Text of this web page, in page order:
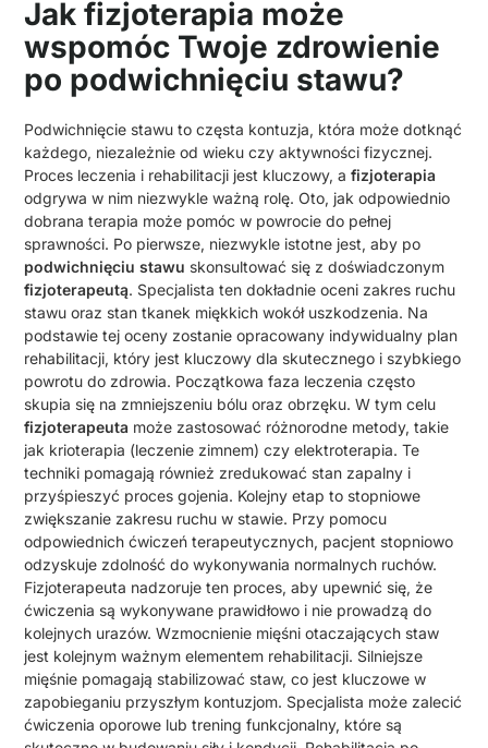
Jak fizjoterapia może
wspomóc Twoje zdrowienie
po podwichnięciu stawu?
Podwichnięcie stawu to częsta kontuzja, która może dotknąć
każdego, niezależnie od wieku czy aktywności fizycznej.
Proces leczenia i rehabilitacji jest kluczowy, afizjoterapia
odgrywa w nim niezwykle ważną rolę. Oto, jak odpowiednio
dobrana terapia może pomóc w powrocie do pełnej
sprawności. Po pierwsze, niezwykle istotne jest, aby po
podwichnięciu stawu skonsultować się z doświadczonym
fizjoterapeutą. Specjalista ten dokładnie oceni zakres ruchu
stawu oraz stan tkanek miękkich wokół uszkodzenia. Na
podstawie tej oceny zostanie opracowany indywidualny plan
rehabilitacji, który jest kluczowy dla skutecznego i szybkiego
powrotu do zdrowia. Początkowa faza leczenia często
skupia się na zmniejszeniu bólu oraz obrzęku. W tym celu
fizjoterapeuta może zastosować różnorodne metody, takie
jak krioterapia (leczenie zimnem) czy elektroterapia. Te
techniki pomagają również zredukować stan zapalny i
przyśpieszyć proces gojenia. Kolejny etap to stopniowe
zwiększanie zakresu ruchu w stawie. Przy pomocu
odpowiednich ćwiczeń terapeutycznych, pacjent stopniowo
odzyskuje zdolność do wykonywania normalnych ruchów.
Fizjoterapeuta nadzoruje ten proces, aby upewnić się, że
ćwiczenia są wykonywane prawidłowo i nie prowadzą do
kolejnych urazów. Wzmocnienie mięśni otaczających staw
jest kolejnym ważnym elementem rehabilitacji. Silniejsze
mięśnie pomagają stabilizować staw, co jest kluczowe w
zapobieganiu przyszłym kontuzjom. Specjalista może zalecić
ćwiczenia oporowe lub trening funkcjonalny, które są